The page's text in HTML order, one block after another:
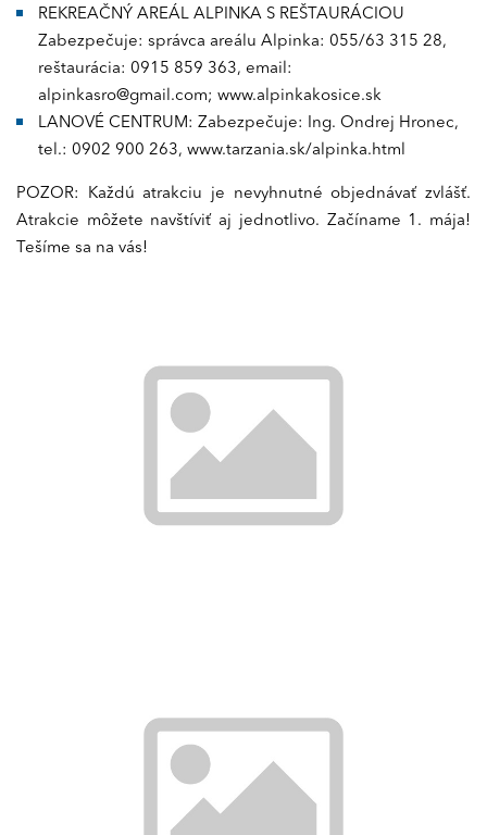
REKREAČNÝ AREÁL ALPINKA S REŠTAURÁCIOU
Zabezpečuje: správca areálu Alpinka: 055/63 315 28,
reštaurácia: 0915 859 363, email:
alpinkasro@gmail.com; www.alpinkakosice.sk
LANOVÉ CENTRUM: Zabezpečuje: Ing. Ondrej Hronec,
tel.: 0902 900 263, www.tarzania.sk/alpinka.html
POZOR: Každú atrakciu je nevyhnutné objednávať zvlášť.
Atrakcie môžete navštíviť aj jednotlivo. Začíname 1. mája!
Tešíme sa na vás!